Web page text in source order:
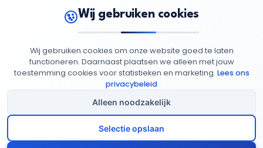
Rechten van huurders
© 2026 MijnHuurdossierOpgericht 2025-: 95949852
Privacy
Cookie
Beleid
Algemene
Voorwaarden
Cookie
Wij gebruiken cookies
Wij gebruiken cookies om onze website goed te laten
functioneren. Daarnaast plaatsen we alleen met jouw
toestemming cookies voor statistieken en marketing. Lees ons
privacybeleid
Alleen noodzakelijk
Selectie opslaan